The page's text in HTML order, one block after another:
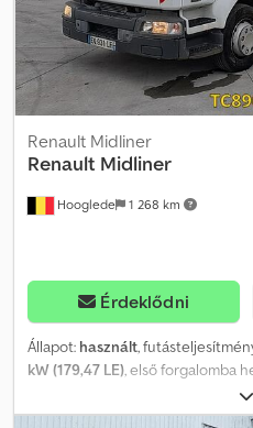
Hooglede 1 268 km
Renault Midliner
Renault Midliner
Érdeklődni
Állapot: használt,
kW (179,47 LE), első forgalomba
, abroncs
tengelyelrendezés:4x2,